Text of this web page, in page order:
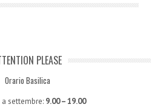
PLEASE
Orario Basilica
settembre: 9.00 – 19.00